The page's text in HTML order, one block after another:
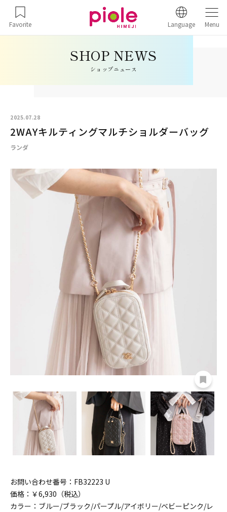
Favorite Language Menu
ショップニュース
2025.07.28
2WAYキルティングマルチショルダーバッグ
ランダ
お問い合わせ番号：FB32223 U
価格：￥6,930（税込）
カラー：ブルー/ブラック/パープル/アイボリー/ベビーピンク/レ